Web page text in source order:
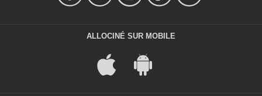
ALLOCINÉ SUR MOBILE